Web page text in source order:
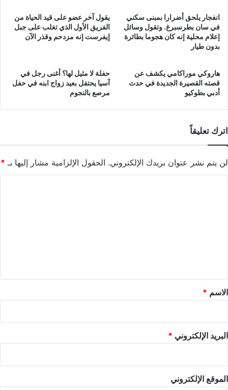
انفجار يلحق أضرارا بمبنى سكني
في سان بطرسبرغ. وتقول وسائل
إعلام محلية إنه كان هجوما بطائرة
بدون طيار
يقول آخر عضو على قيد الحياة من
الفريق الأول الذي تغلب على جبل
إيفرست إنه مزدحم وقذر الآن
هاروكي موراكامي يكشف عن
قصته القصيرة الجديدة في حدث
أدبي بطوكيو
حفلة لا مثيل لها؟ أغنى رجل في
آسيا يحتفل بعيد زواج ابنه في حفل
مرصع بالنجوم
اترك تعليقاً
لن يتم نشر عنوان بريدك الإلكتروني. الحقول الإلزامية مشار إليها بـ *
*
الاسم *
البريد الإلكتروني *
الموقع الإلكتروني